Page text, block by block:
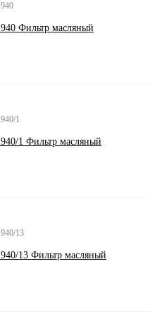
Фильтр масляный
1
1 Фильтр масляный
13
13 Фильтр масляный